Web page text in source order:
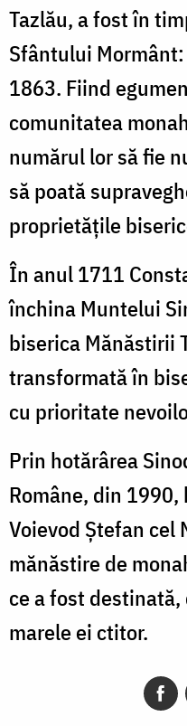
Tazlău, a fost în
Sfântului
1863. Fiind
comunitatea
numărul lor să fie
să poată
proprietățile
În anul 1711
închina Muntelui
biserica Mănăstirii
transformată în
cu prioritate
Prin hotărârea
Române, din
Voievod Ștefan cel
mănăstire de
ce a fost
marele ei ctitor.